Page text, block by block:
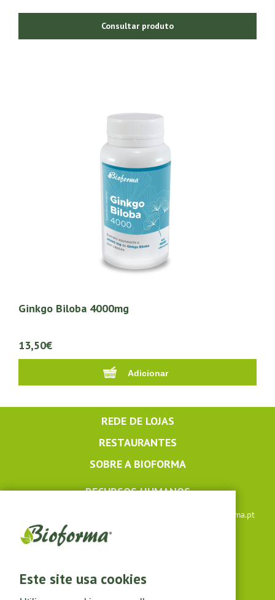
Este site usa cookies
Consultar produto
Ginkgo Biloba 4000mg
13,50€
REDE DE LOJAS
RESTAURANTES
SOBRE A BIOFORMA
RECURSOS HUMANOS
lojaonline@bioforma.pt
(dias úteis das 8h30 às 13h e das 14h às 17h30)